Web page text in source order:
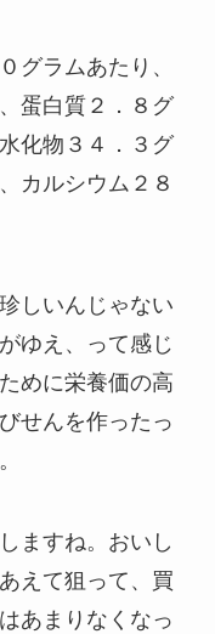
グラムあたり、
蛋白質２．８グ
化物３４．３グ
カルシウム２８
しいんじゃない
ゆえ、って感じ
めに栄養価の高
せんを作ったっ
ますね。おいし
えて狙って、買
あまりなくなっ